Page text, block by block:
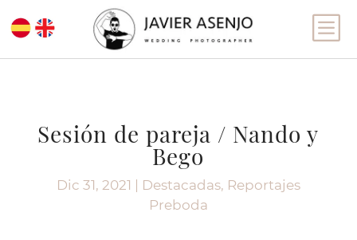
b
Sesión de pareja / Nando y
Bego
Dic 31, 2021 Destacadas, Reportajes
Preboda